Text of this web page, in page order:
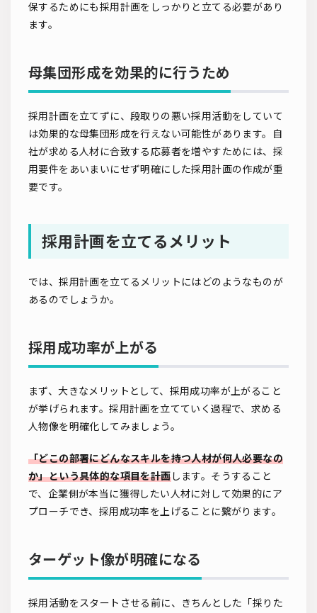
保するためにも採用計画をしっかりと立てる必要があり
ます。
母集団形成を効果的に行うため
採用計画を立てずに、段取りの悪い採用活動をしていて
は効果的な母集団形成を行えない可能性があります。自
社が求める人材に合致する応募者を増やすためには、採
用要件をあいまいにせず明確にした採用計画の作成が重
要です。
採用計画を立てるメリット
では、採用計画を立てるメリットにはどのようなものが
あるのでしょうか。
採用成功率が上がる
まず、大きなメリットとして、採用成功率が上がること
が挙げられます。採用計画を立てていく過程で、求める
人物像を明確化してみましょう。
「どこの部署にどんなスキルを持つ人材が何人必要なの
か」という具体的な項目を計画します。そうすること
で、企業側が本当に獲得したい人材に対して効果的にア
プローチでき、採用成功率を上げることに繋がります。
ターゲット像が明確になる
採用活動をスタートさせる前に、きちんとした「採りた